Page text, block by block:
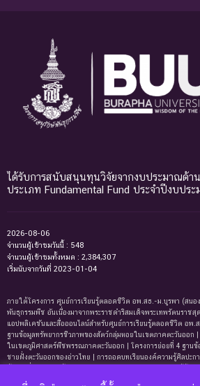
ได้รับการสนับสนุนทุนวิจัยจากงบประมาณด้า
ประเภท Fundamental Fund ประจำปีงบปร
2026-08-06
จำนวนผู้เข้าชมวันนี้ : 548
จำนวนผู้เข้าชมทั้งหมด : 2,384,307
เริ่มนับจากวันที่ 2023-01-04
ภายใต้โครงการ ศูนย์การเรียนรู้ตลอดชีวิต อพ.สธ.-ม.บูรพา (สนอ
พันธุกรรมพืช อันเนื่องมาจากพระราชดำริสมเด็จพระเทพรัตนราชสุ
แอปพลิเคชันและสื่อออนไลน์สำหรับศูนย์การเรียนรู้ตลอดชีวิต อพ.
ฐานข้อมูลทรัพยากรชีวภาพของสัตว์กลุ่มหอยในเขตภาคตะวันออก
ในเขตภูมิศาสตร์พืชพรรณภาคตะวันออก | โครงการย่อยที่ 4 ฐานข้
ชายฝั่งตะวันออกของอ่าวไทย | การถอดบทเรียนองค์ความรู้ศิลปะ
ทรัพยากรธรรมชาติและมรดกทางวัฒนธรรม ภาคตะวันออก | ฐานข้